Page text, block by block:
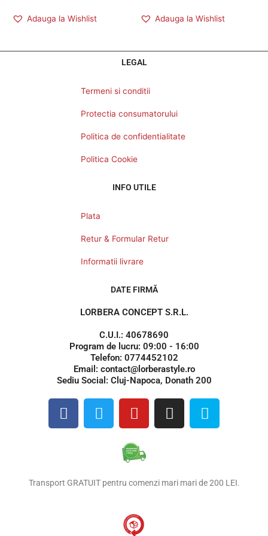
Adauga la Wishlist Adauga la Wishlist
LEGAL
Termeni si conditii
Protectia consumatorului
Politica de confidentialitate
Politica Cookie
INFO UTILE
Plata
Retur & Formular Retur
Informatii livrare
DATE FIRMĂ
LORBERA CONCEPT S.R.L.
C.U.I.: 40678690
Program de lucru: 09:00 - 16:00
Telefon: 0774452102
Email: contact@lorberastyle.ro
Sediu Social: Cluj-Napoca, Donath 200
F
a
o
T
w
e
Y
o
t
u
b
I
n
g
S
k
Transport GRATUIT pentru comenzi mari mari de 200 LEI.